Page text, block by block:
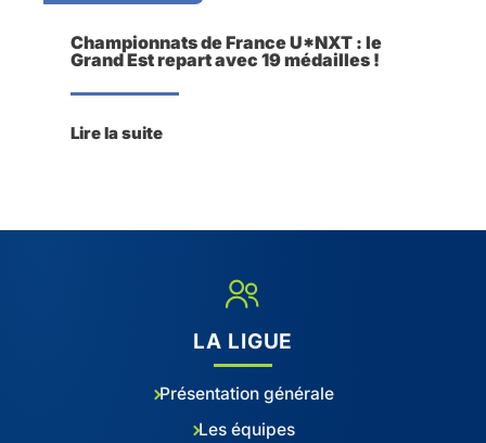
Championnats de France U*NXT : le
Grand Est repart avec 19 médailles !
Lire la suite
LA LIGUE
Présentation générale
Les équipes